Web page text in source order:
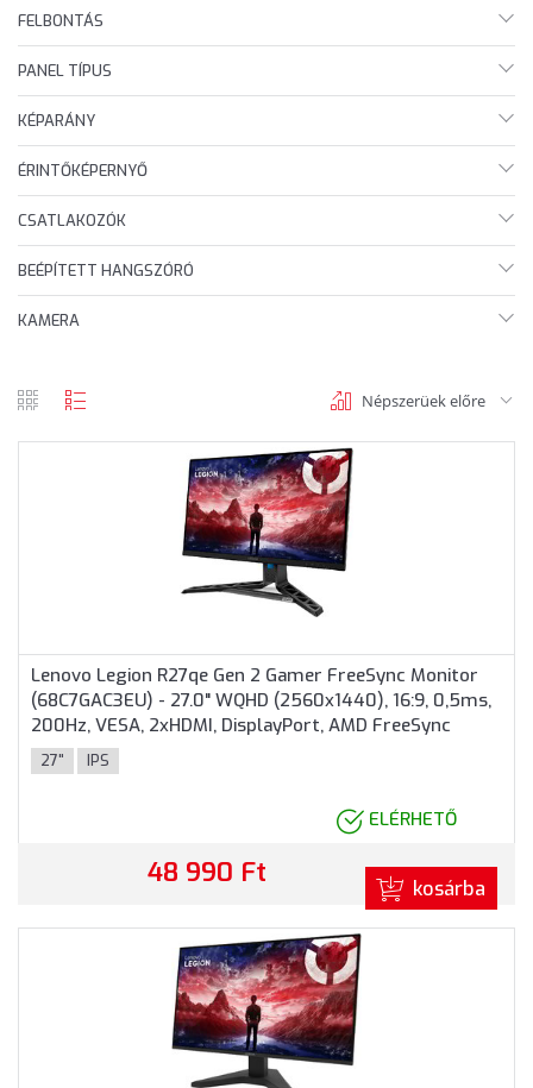
FELBONTÁS
PANEL TÍPUS
KÉPARÁNY
ÉRINTŐKÉPERNYŐ
CSATLAKOZÓK
BEÉPÍTETT HANGSZÓRÓ
KAMERA
Népszerüek előre
Lenovo Legion R27qe Gen 2 Gamer FreeSync Monitor
(68C7GAC3EU) - 27.0" WQHD (2560x1440), 16:9, 0,5ms,
200Hz, VESA, 2xHDMI, DisplayPort, AMD FreeSync
Premium, 3 év garancia, Fekete színben
27" IPS
ELÉRHETŐ
48 990 Ft kosárba